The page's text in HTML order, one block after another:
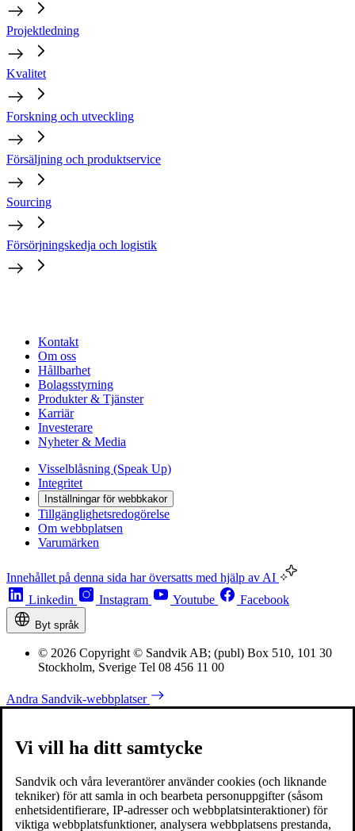
Projektledning
Kvalitet
Forskning och utveckling
Försäljning och produktservice
Sourcing
Försörjningskedja och logistik
Kontakt
Om oss
Hållbarhet
Bolagsstyrning
Produkter & Tjänster
Karriär
Investerare
Nyheter & Media
Visselblåsning (Speak Up)
Integritet
Inställningar för webbkakor
Tillgänglighetsredogörelse
Om webbplatsen
Varumärken
Innehållet på denna sida har översatts med hjälp av AI
Linkedin
Instagram Youtube Facebook
Byt språk
© 2026 Copyright © Sandvik AB; (publ) Box 510, 101 30
Stockholm, Sverige Tel 08 456 11 00
Andra Sandvik-webbplatser
Vi vill ha ditt samtycke
Sandvik och våra leverantörer använder cookies (och liknande
tekniker) för att samla in och bearbeta personuppgifter (såsom
enhetsidentifierare, IP-adresser och webbplatsinteraktioner) för
viktiga webbplatsfunktioner, analysera webbplatsens prestanda,